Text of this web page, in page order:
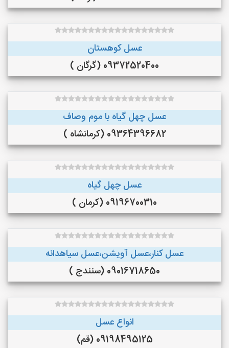
عسل کوهستان
09372520400 (گرگان )
عسل چهل گیاه با موم وصاف
09364396682 (کرمانشاه )
عسل چهل گیاه
09196700310 (کرمان )
عسل کنار،عسل آویشن،عسل سیاهدانه
09016718650 (سنندج )
انواع عسل
09198495125 (قم)